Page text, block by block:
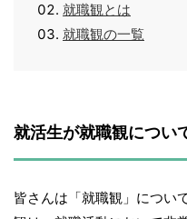
就職観とは
就職観の一覧
就活生が就職観につい
皆さんは「就職観」につい